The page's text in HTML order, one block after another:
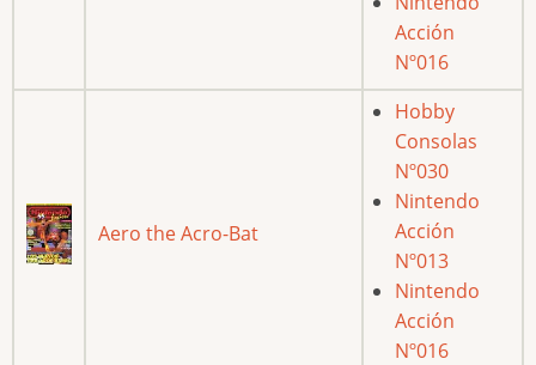
Acción
Nº016
Aero the Acro-Bat
Hobby
Consolas
Nº030
Nintendo
Acción
Nº013
Nintendo
Acción
Nº016